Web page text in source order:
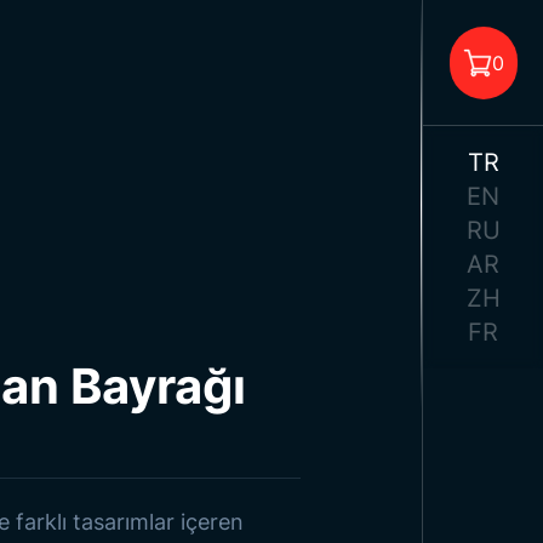
0
TR
EN
RU
AR
ZH
FR
Bayrağı
tasarımlar içeren